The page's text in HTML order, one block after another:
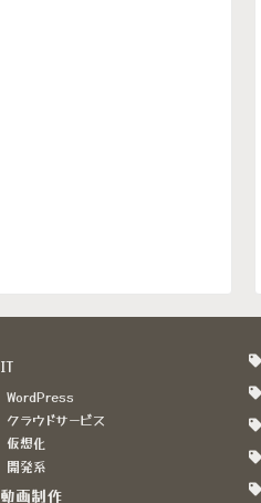
IT
WordPress
クラウドサービス
仮想化
開発系
動画制作